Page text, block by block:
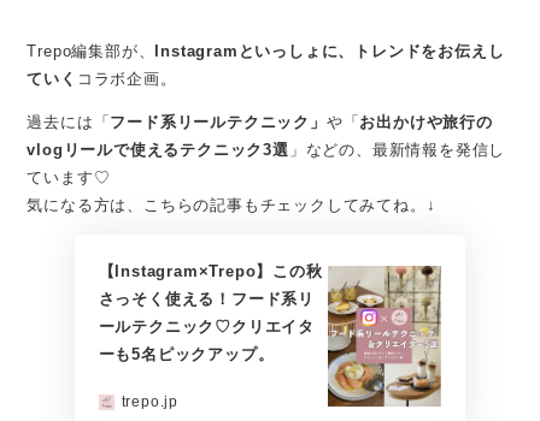
Trepo編集部が、
Instagramといっしょに、トレンドをお伝えし
ていく コラボ企画。
過去には「フード系リールテクニック」 や「お出かけや旅行の
vlogリールで使えるテクニック3選 」などの、最新情報を発信し
ています♡
気になる方は、こちらの記事もチェックしてみてね。↓
【Instagram×Trepo】この秋
さっそく使える！フード系リ
ールテクニック♡クリエイタ
ーも5名ピックアップ。
trepo.jp